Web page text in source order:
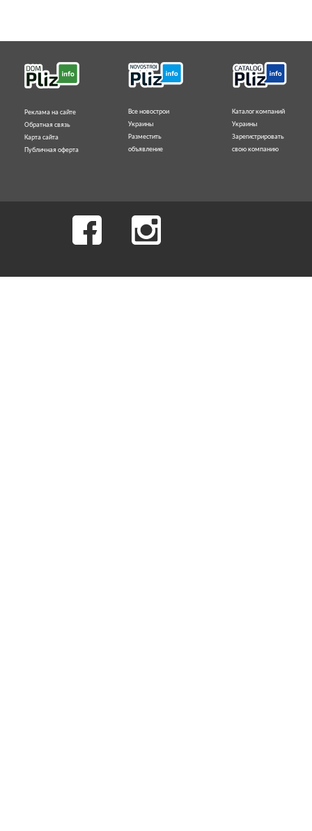
Реклама на сайте
Обратная связь
Карта сайта
Публичная оферта
Все новострои
Украины
Разместить
объявление
Каталог компаний
Украины
Зарегистрировать
свою компанию